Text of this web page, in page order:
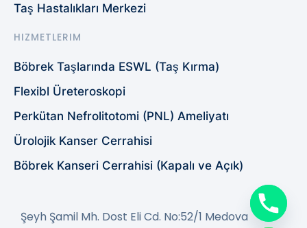
Taş Hastalıkları Merkezi
HIZMETLERIM
Böbrek Taşlarında ESWL (Taş Kırma)
Flexibl Üreteroskopi
Perkütan Nefrolitotomi (PNL) Ameliyatı
Ürolojik Kanser Cerrahisi
Böbrek Kanseri Cerrahisi (Kapalı ve Açık)
Şeyh Şamil Mh. Dost Eli Cd. No:52/1 Medova